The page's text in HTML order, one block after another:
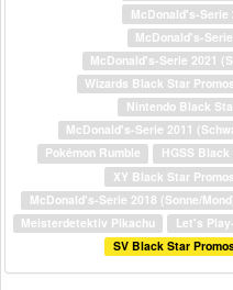
McDonald's-Serie
McDonald's-
McDonald's-Serie 2021
Wizards Black Star Promos
Nintendo Black
McDonald's-Serie 2011
Pokémon Rumble
HGSS
XY Black Star Promos
McDonald's-Serie 2018 (Sonne/
Meisterdetektiv Pikachu
Let's
SV Black Star